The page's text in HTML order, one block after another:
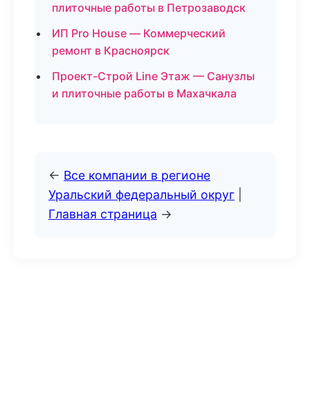
плиточные работы в Петрозаводск
ИП Pro House — Коммерческий
ремонт в Красноярск
Проект-Строй Line Этаж — Санузлы
и плиточные работы в Махачкала
← Все компании в регионе
Уральский федеральный округ
Главная страница →